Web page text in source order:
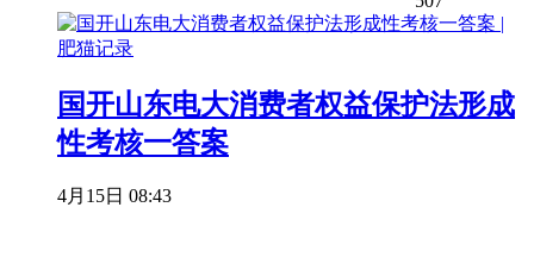
国开山东电大消费者权益保护法形成
性考核一答案
4月15日 08:43